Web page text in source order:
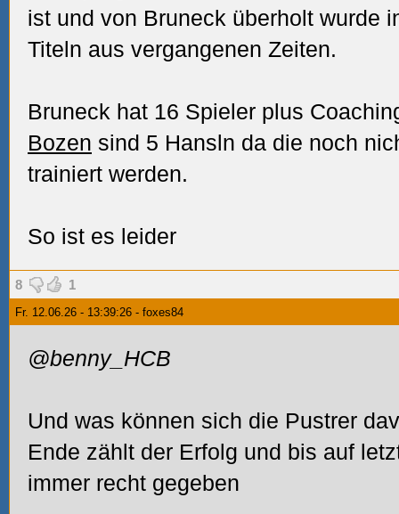
ist und von Bruneck überholt wurde
Titeln aus vergangenen Zeiten.
Bruneck hat 16 Spieler plus
Bozen sind 5 Hansln da die noch
trainiert werden.
So ist es leider
8 1
Fr. 12.06.26 - 13:39:26 - foxes84
@benny_HCB
Und was können sich die Pustrer
Ende zählt der Erfolg und bis auf
immer recht gegeben